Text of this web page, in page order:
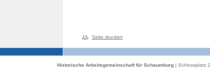
Seite drucken
Historische Arbeitsgemeinschaft für Schaumburg | Schlossplatz 2